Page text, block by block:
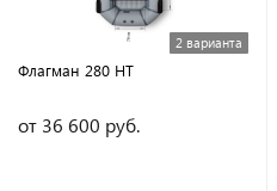
2 варианта
Флагман 280 НТ
от 36 600 руб.